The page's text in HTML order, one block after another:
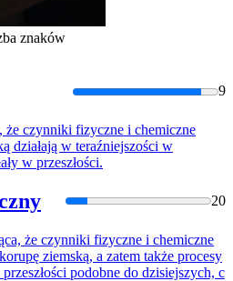
znaków
9
, że czynniki fizyczne i chemiczne
działają w teraźniejszości w
w przeszłości.
20
że czynniki fizyczne i chemiczne
ziemską, a zatem także procesy
przeszłości podobne do dzisiejszych, c